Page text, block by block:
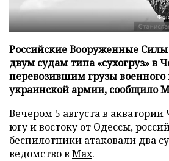
Российские Вооруженные
двум судам типа «сухогруз» в
перевозившим грузы
украинской армии, сообщило
Вечером 5 августа в
югу и востоку от Одессы,
беспилотники атаковали два
ведомство в Max.